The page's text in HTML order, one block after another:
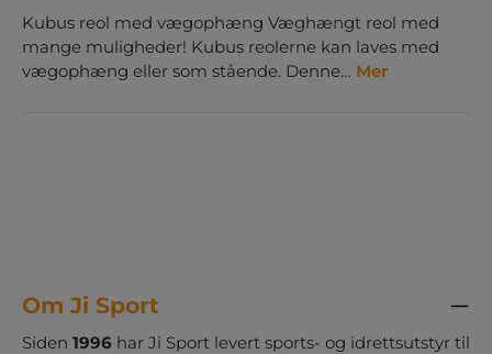
Kubus reol med vægophæng Væghængt reol med
mange muligheder! Kubus reolerne kan laves med
vægophæng eller som stående. Denne… Mer
Om Ji Sport
Siden 1996 har Ji Sport levert sports- og idrettsutstyr til